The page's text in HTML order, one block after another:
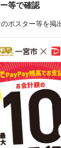
等で確認
ポスター等を掲